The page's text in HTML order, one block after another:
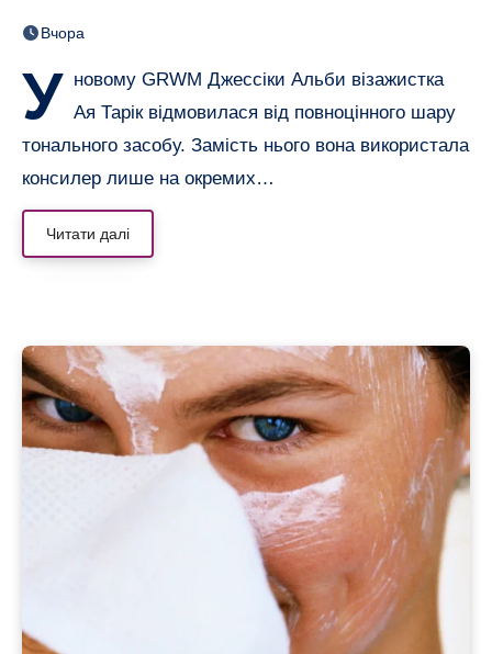
вирівняли лише консилером
Вчора
У новому GRWM Джессіки Альби візажистка
Ая Тарік відмовилася від повноцінного шару
тонального засобу. Замість нього вона використала
консилер лише на окремих…
Читати далі